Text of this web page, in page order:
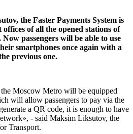
the Faster Payments System is
of all the opened stations of
passengers will be able to use
smartphones once again with a
previous one.
Moscow Metro will be equipped
will allow passengers to pay via the
a QR code, it is enough to have
- said Maksim Liksutov, the
Transport.